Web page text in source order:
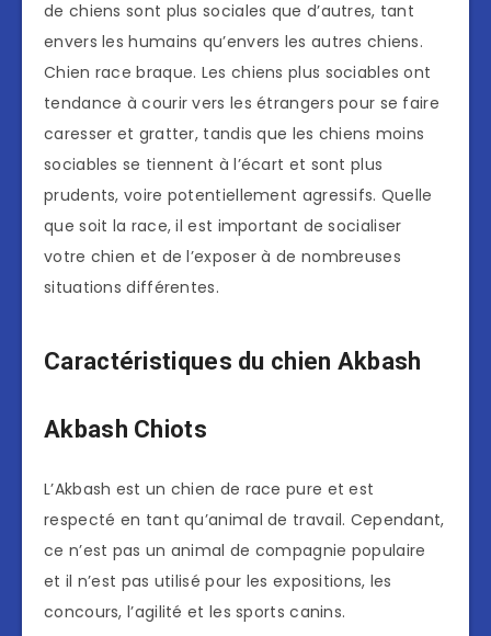
de chiens sont plus sociales que d’autres, tant
envers les humains qu’envers les autres chiens.
Chien race braque. Les chiens plus sociables ont
tendance à courir vers les étrangers pour se faire
caresser et gratter, tandis que les chiens moins
sociables se tiennent à l’écart et sont plus
prudents, voire potentiellement agressifs. Quelle
que soit la race, il est important de socialiser
votre chien et de l’exposer à de nombreuses
situations différentes.
Caractéristiques du chien Akbash
Akbash Chiots
L’Akbash est un chien de race pure et est
respecté en tant qu’animal de travail. Cependant,
ce n’est pas un animal de compagnie populaire
et il n’est pas utilisé pour les expositions, les
concours, l’agilité et les sports canins.